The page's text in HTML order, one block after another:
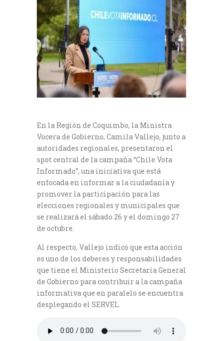
En la Región de Coquimbo, la Ministra
Vocera de Gobierno, Camila Vallejo, junto a
autoridades regionales, presentaron el
spot central de la campaña “Chile Vota
Informado”, una iniciativa que está
enfocada en informar a la ciudadanía y
promover la participación para las
elecciones regionales y municipales que
se realizará el sábado 26 y el domingo 27
de octubre.
Al respecto, Vallejo indicó que esta acción
es uno de los deberes y responsabilidades
que tiene el Ministerio Secretaría General
de Gobierno para contribuir a la campaña
informativa que en paralelo se encuentra
desplegando el SERVEL.